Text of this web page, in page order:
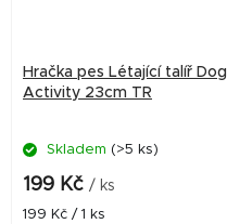
Hračka pes Létající talíř Dog
Activity 23cm TR
Skladem (>5 ks)
199 Kč / ks
Měrná
199 Kč / 1 ks